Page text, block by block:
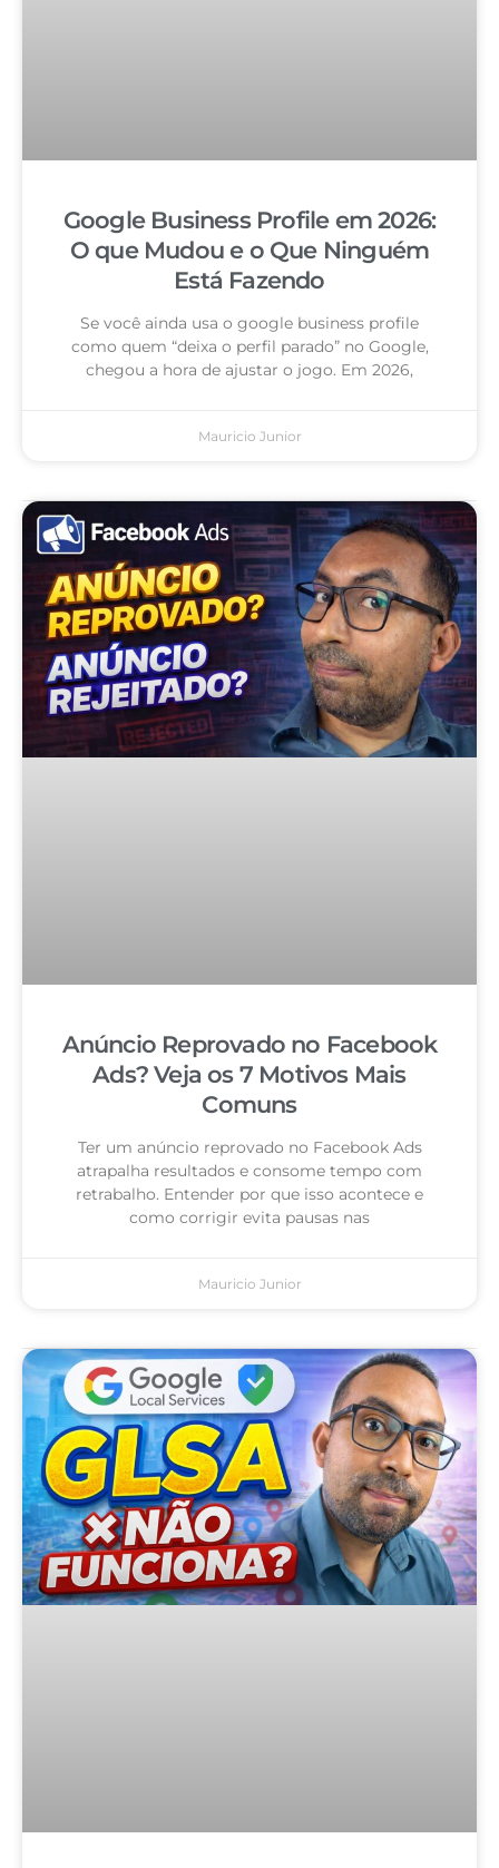
Google Business Profile em 2026:
O que Mudou e o Que Ninguém
Está Fazendo
Se você ainda usa o google business profile
como quem “deixa o perfil parado” no Google,
chegou a hora de ajustar o jogo. Em 2026,
Mauricio Junior
Anúncio Reprovado no Facebook
Ads? Veja os 7 Motivos Mais
Comuns
Ter um anúncio reprovado no Facebook Ads
atrapalha resultados e consome tempo com
retrabalho. Entender por que isso acontece e
como corrigir evita pausas nas
Mauricio Junior